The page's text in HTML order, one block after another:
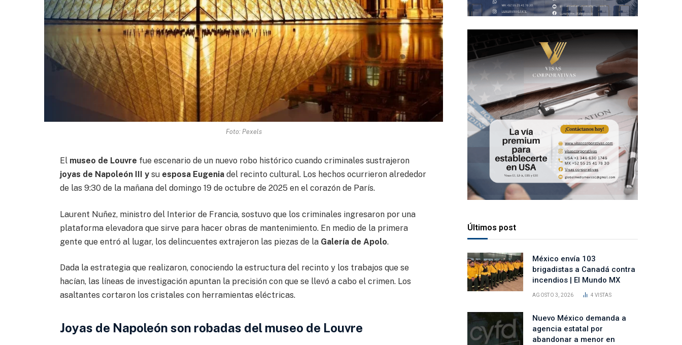
Foto: Pexels
El museo de Louvre fue escenario de un nuevo robo histórico cuando criminales sustrajeron
joyas de Napoleón III y su esposa Eugeniadel recinto cultural. Los hechos ocurrieron alrededor
de las 9:30 de la mañana del domingo 19 de octubre de 2025 en el corazón de París.
Laurent Nuñez, ministro del Interior de Francia, sostuvo que los criminales ingresaron por una
plataforma elevadora que sirve para hacer obras de mantenimiento. En medio de la primera
gente que entró al lugar, los delincuentes extrajeron las piezas de la Galería de Apolo.
Dada la estrategia que realizaron, conociendo la estructura del recinto y los trabajos que se
hacían, las líneas de investigación apuntan la precisión con que se llevó a cabo el crimen. Los
asaltantes cortaron los cristales con herramientas eléctricas.
Joyas de Napoleón son robadas del museo de Louvre
Últimos post
México envía 103
brigadistas a Canadá contra
incendios | El Mundo MX
AGOSTO 3, 2026 4VISTAS
Nuevo México demanda a
agencia estatal por
abandonar a menor en